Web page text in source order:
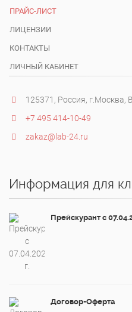
ПРАЙС-ЛИСТ
ЛИЦЕНЗИИ
КОНТАКТЫ
ЛИЧНЫЙ КАБИНЕТ
125371, Россия, г.Москва,
+7 495 414-10-49
zakaz@lab-24.ru
Информация для
Прейскурант с
Договор-Оферта